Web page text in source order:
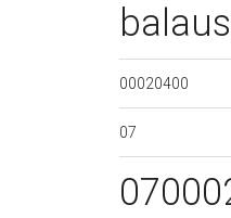
00020400
07